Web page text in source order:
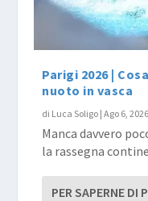
Parigi 2026 |
nuoto in vasca
di Luca Soligo |Ago 6, 2026
Manca davvero
la rassegna
PER SAPERNE DI